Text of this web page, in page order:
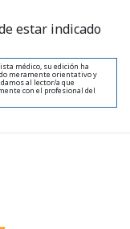
estar indicado
médico, su edición ha
meramente orientativo y
al lector/a que
con el profesional del